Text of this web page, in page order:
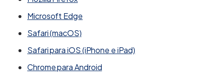
Microsoft Edge
Safari (macOS)
Safari para iOS (iPhone e iPad)
Chrome para Android